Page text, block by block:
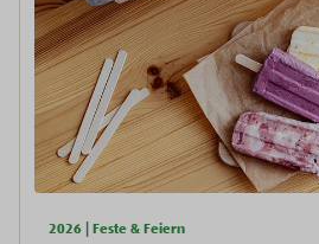
2026 | Feste & Feiern